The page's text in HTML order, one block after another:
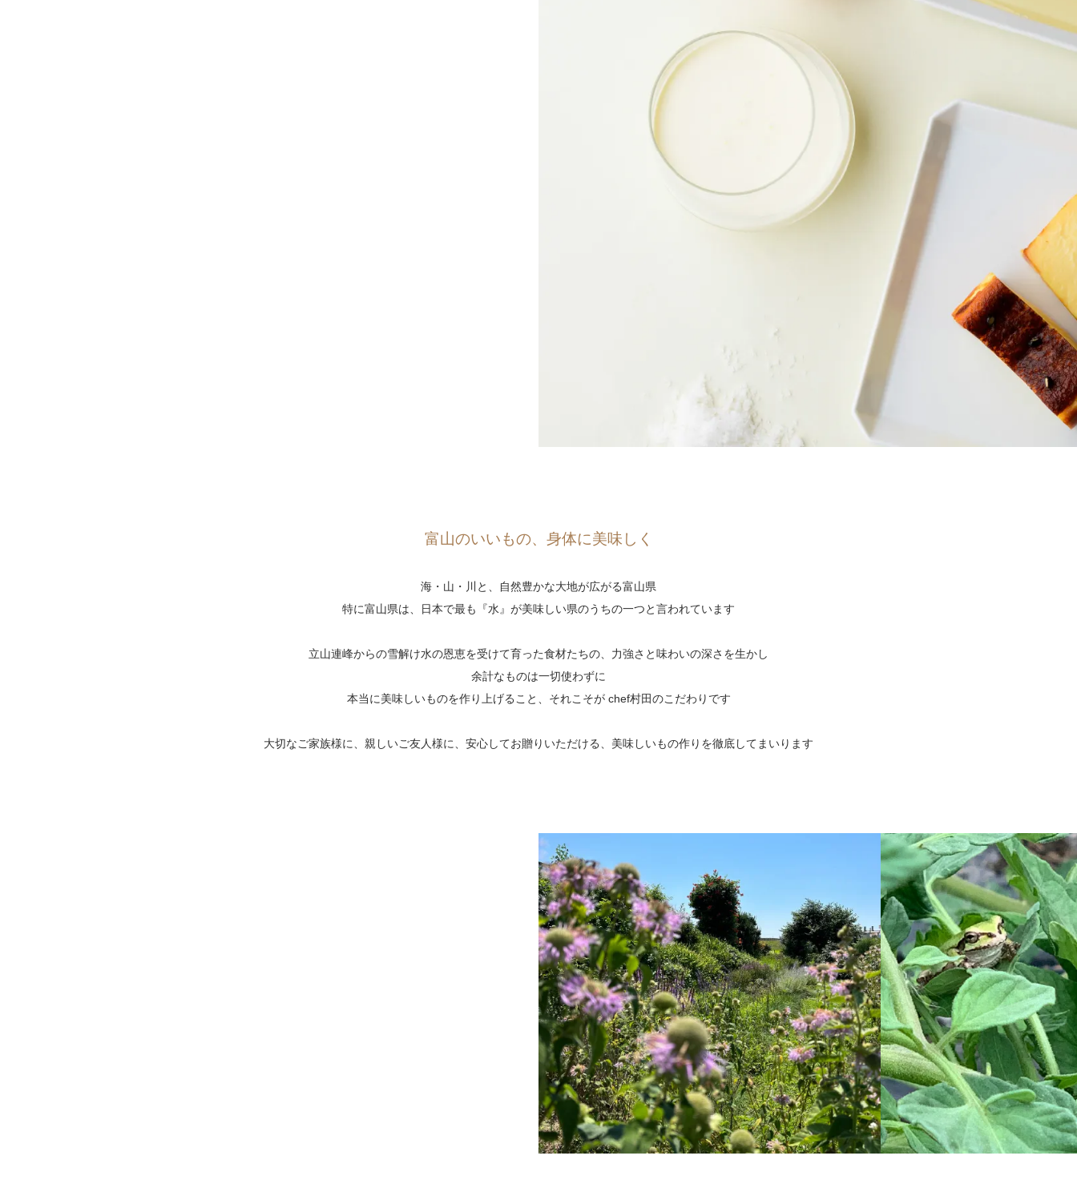
富山のいいもの、身体に美味しく
海・山・川と、自然豊かな大地が広がる富山県
特に富山県は、日本で最も『水』が美味しい県のうちの一つと言われています
立山連峰からの雪解け水の恩恵を受けて育った食材たちの、力強さと味わいの深さを生かし
余計なものは一切使わずに
本当に美味しいものを作り上げること、それこそが chef村田のこだわりです
大切なご家族様に、親しいご友人様に、安心してお贈りいただける、美味しいもの作りを徹底してまいります